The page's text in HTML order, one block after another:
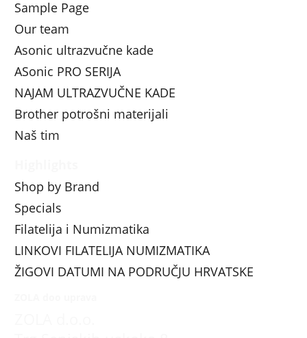
Sample Page
Our team
Asonic ultrazvučne kade
ASonic PRO SERIJA
NAJAM ULTRAZVUČNE KADE
Brother potrošni materijali
Naš tim
Shop by Brand
Specials
Filatelija i Numizmatika
LINKOVI FILATELIJA NUMIZMATIKA
ŽIGOVI DATUMI NA PODRUČJU HRVATSKE